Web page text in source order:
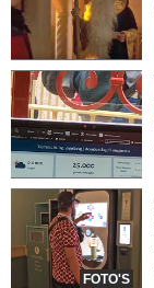
FOTO'S